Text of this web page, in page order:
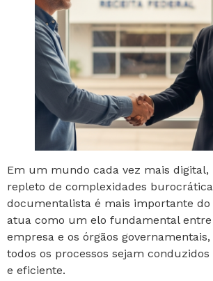
Em um mundo cada vez mais digital,
repleto de complexidades
documentalista é mais importante do
atua como um elo fundamental entre
empresa e os órgãos
todos os processos sejam
e eficiente.